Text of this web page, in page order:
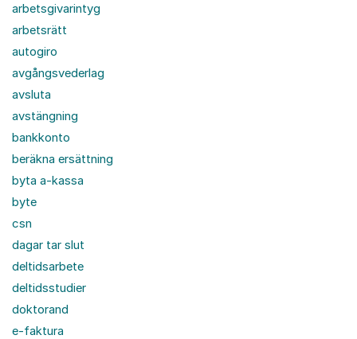
arbetsgivarintyg
arbetsrätt
autogiro
avgångsvederlag
avsluta
avstängning
bankkonto
beräkna ersättning
byta a-kassa
byte
csn
dagar tar slut
deltidsarbete
deltidsstudier
doktorand
e-faktura